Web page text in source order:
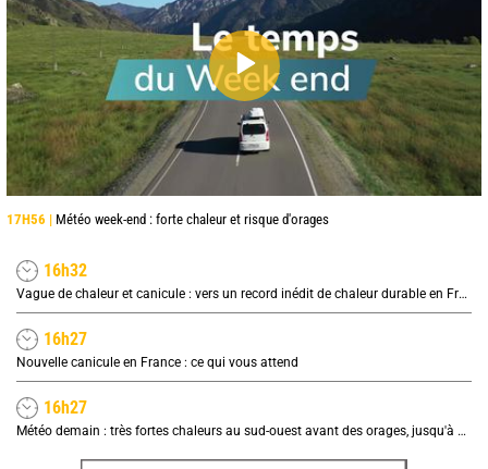
17H56 | Météo week-end : forte chaleur et risque d'orages
16h32
Vague de chaleur et canicule : vers un record inédit de chaleur durable en France
16h27
Nouvelle canicule en France : ce qui vous attend
16h27
Météo demain : très fortes chaleurs au sud-ouest avant des orages, jusqu'à 39°C